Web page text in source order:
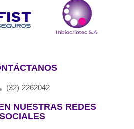
(32) 2262042
NUESTRAS REDES
SOCIALES